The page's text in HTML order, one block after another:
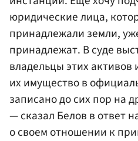
юридические лица,
принадлежали земли,
принадлежат. В суде
владельцы этих
их имущество в
записано до сих пор на
— сказал Белов в ответ
о своем отношении к